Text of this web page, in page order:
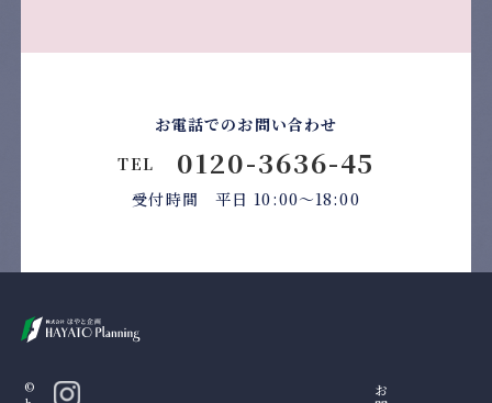
お電話でのお問い合わせ
TEL
0120-3636-45
受付時間 平日 10:00〜18:00